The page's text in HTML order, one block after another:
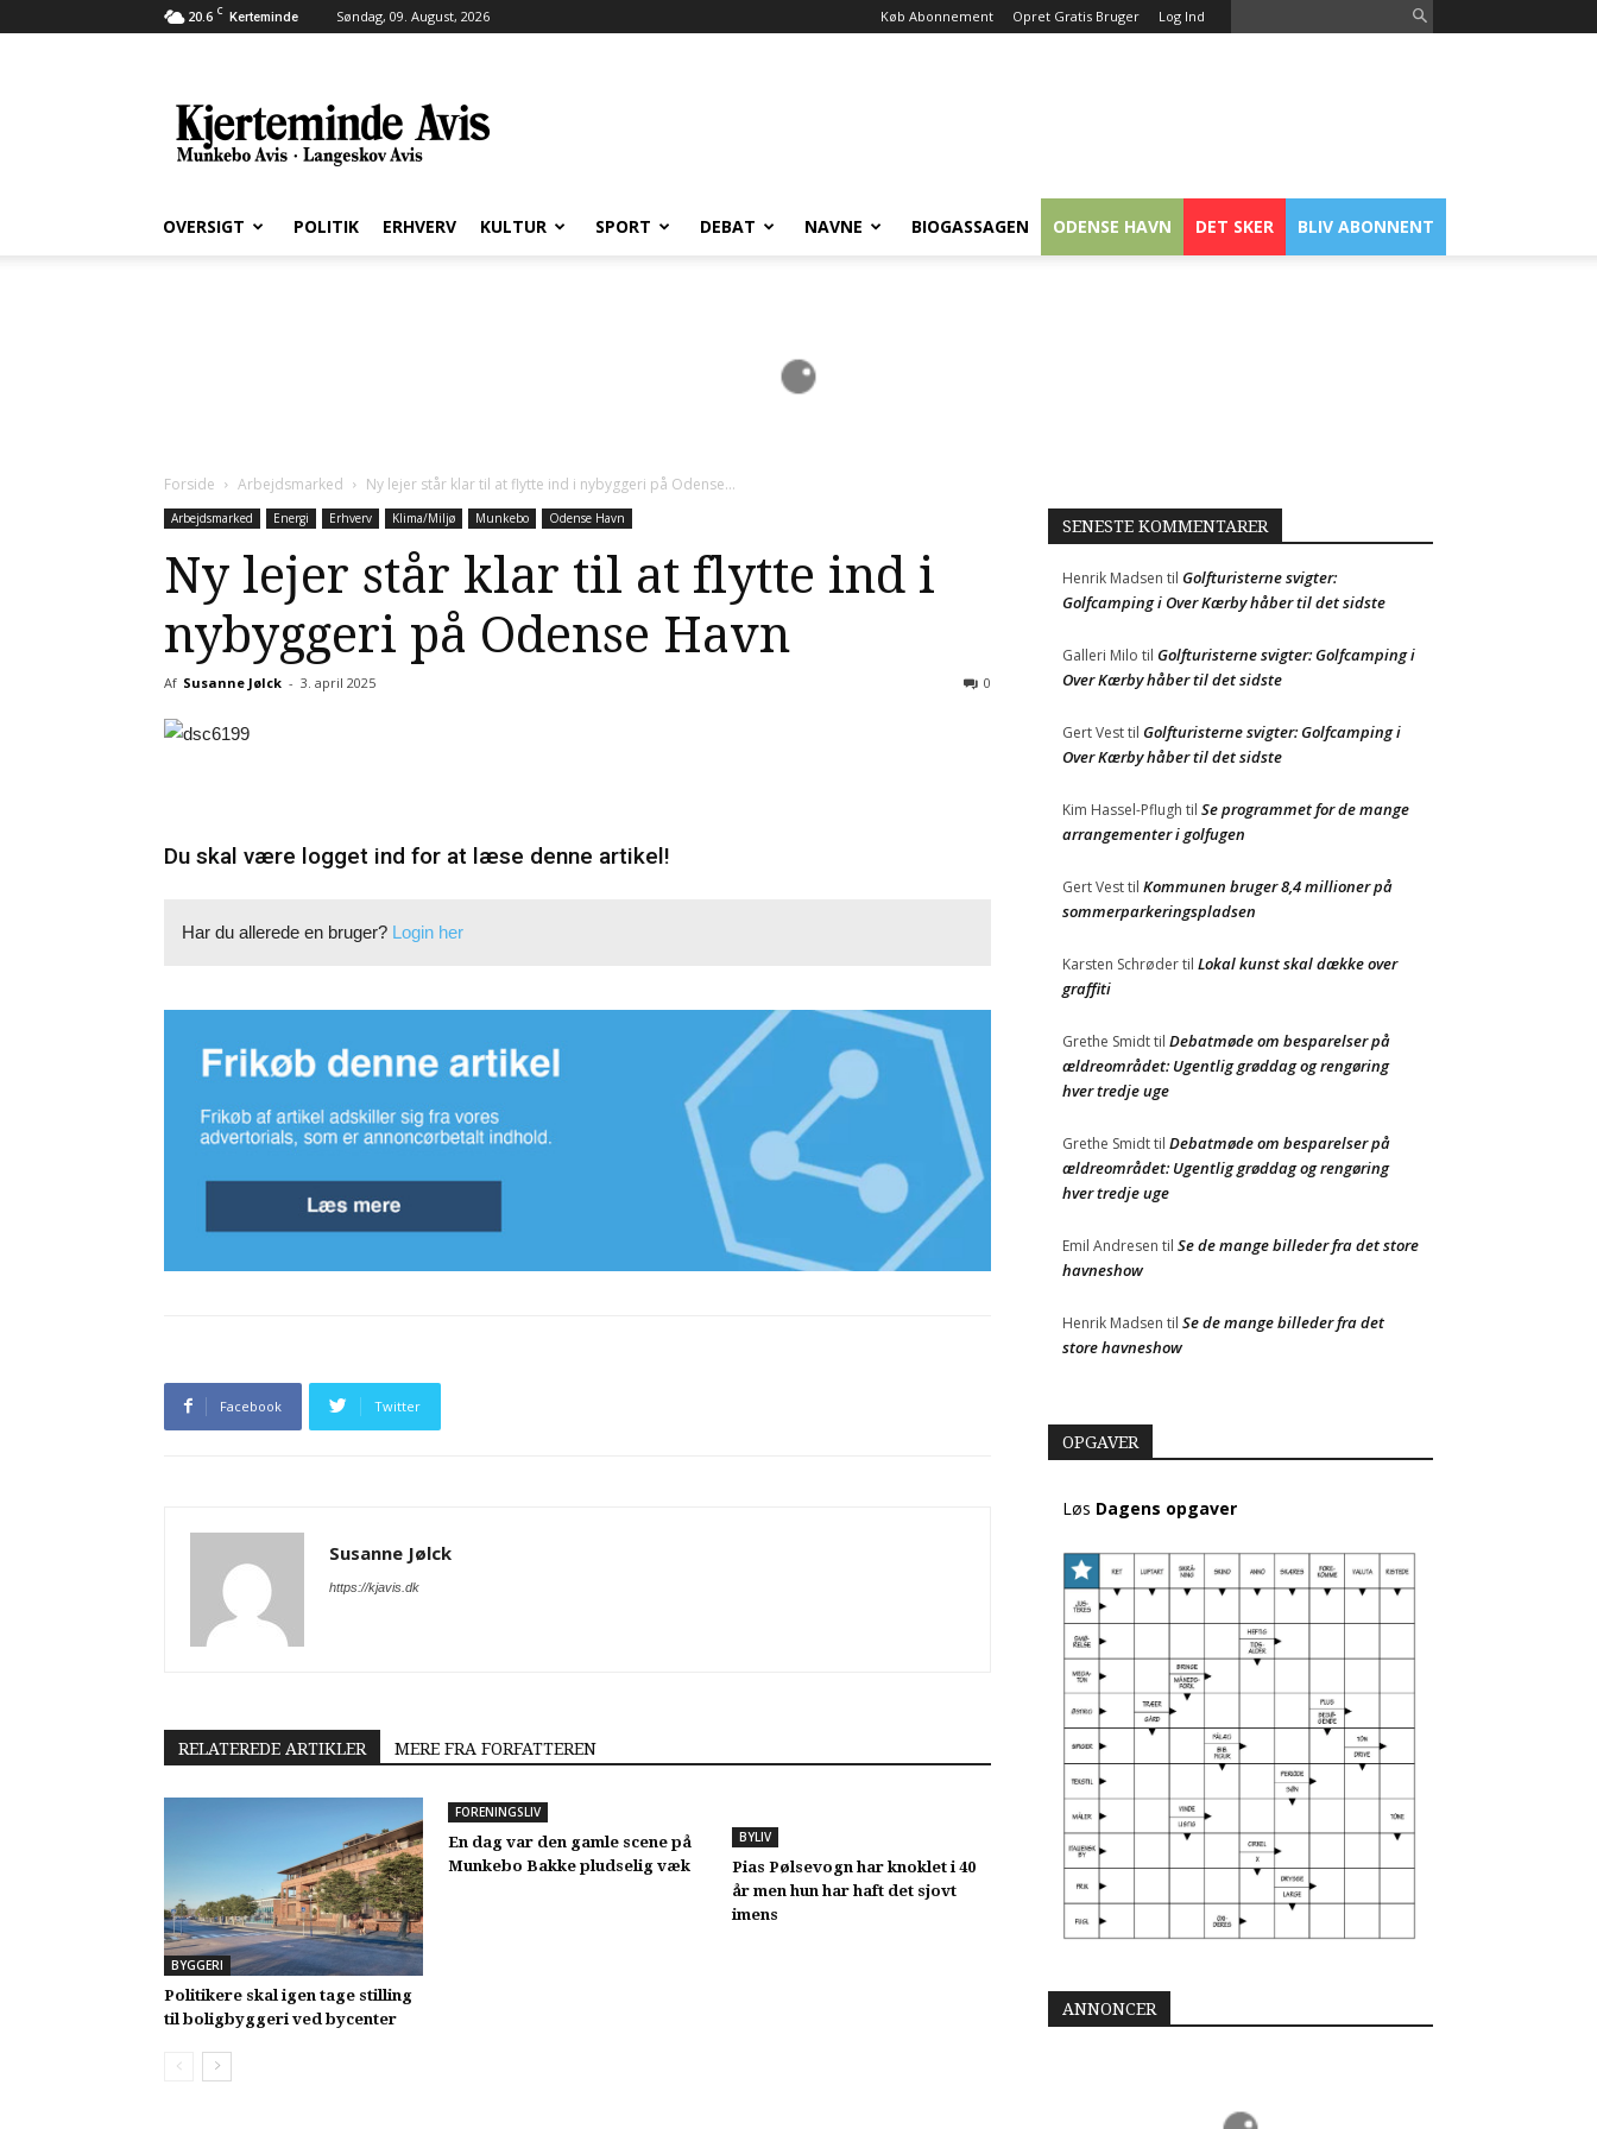
20.6 C Kerteminde Søndag, 09. August, 2026 Køb Abonnement Opret Gratis Bruger Log Ind
Avis
OVERSIGT POLITIK ERHVERV KULTUR SPORT DEBAT NAVNE BIOGASSAGEN ODENSE HAVN DET SKER BLIV ABONNENT
Forside Arbejdsmarked Ny lejer står klar til at flytte ind i nybyggeri på Odense...
Arbejdsmarked Energi Erhverv Klima/Miljø Munkebo Odense Havn
Ny lejer står klar til at flytte ind i
nybyggeri på Odense Havn
Af Susanne Jølck - 3. april 2025 0
Du skal være logget ind for at læse denne artikel!
Har du allerede en bruger? Login her
Facebook Twitter
Susanne Jølck
https://kjavis.dk
RELATEREDE ARTIKLER MERE FRA FORFATTEREN
BYGGERI
Politikere skal igen tage stilling
til boligbyggeri ved bycenter
FORENINGSLIV
En dag var den gamle scene på
Munkebo Bakke pludselig væk
BYLIV
Pias Pølsevogn har knoklet i 40
år men hun har haft det sjovt
imens
SENESTE KOMMENTARER
Henrik Madsen til Golfturisterne svigter:
Golfcamping i Over Kærby håber til det sidste
Galleri Milo til Golfturisterne svigter: Golfcamping i
Over Kærby håber til det sidste
Gert Vesttil Golfturisterne svigter: Golfcamping i
Over Kærby håber til det sidste
Kim Hassel-Pflugh til Se programmet for de mange
arrangementer i golfugen
Gert Vesttil Kommunen bruger 8,4 millioner på
sommerparkeringspladsen
Karsten Schrødertil Lokal kunst skal dække over
graffiti
Grethe Smidttil Debatmøde om besparelser på
ældreområdet: Ugentlig grøddag og rengøring
hver tredje uge
Grethe Smidttil Debatmøde om besparelser på
ældreområdet: Ugentlig grøddag og rengøring
hver tredje uge
Emil Andresen til Se de mange billeder fra det store
havneshow
Henrik Madsen til Se de mange billeder fra det
store havneshow
OPGAVER
Løs Dagens opgaver
ANNONCER